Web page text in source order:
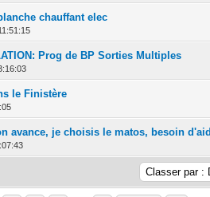
chauffant elec
5 en moyenne
123 45
Prog de BP Sorties Multiples
5 en moyenne
123 4 5
le Finistère
5 en moyenne
1 2 345
avance, je choisis le matos, besoin
5 en moyenne
12345